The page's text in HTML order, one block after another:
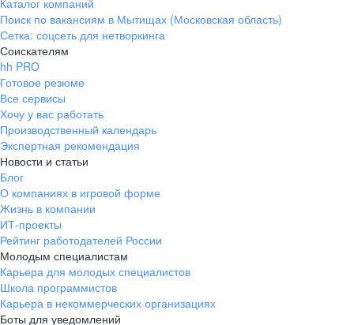
706 каб.
+7 861 205-55-57
pr@krd.hh.ru
Владивосток
пер. Ланинский д. 4, офис 3.4
+7 423 202-33-28
pr@dv.hh.ru
Новосибирск
ул. Большевистская, д. 35,
помещение 21
+7 383 207-94-64
pr@nsk.hh.ru
Минск
Каталог компаний
Поиск по вакансиям в Мытищах (Московская область)
Сетка: соцсеть для нетворкинга
Соискателям
hh PRO
Готовое резюме
Все сервисы
Хочу у вас работать
Производственный календарь
Экспертная рекомендация
Новости и статьи
Блог
О компаниях в игровой форме
Жизнь в компании
ИТ-проекты
Рейтинг работодателей России
Молодым специалистам
Карьера для молодых специалистов
Школа программистов
Карьера в некоммерческих организациях
Боты для уведомлений